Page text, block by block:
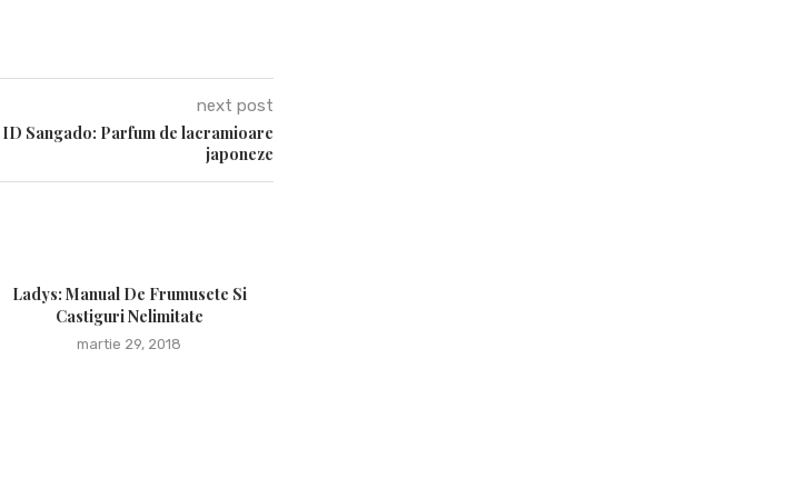
next post
Sangado: Parfum de lacramioare
japoneze
Ladys: Manual De Frumusete Si
Castiguri Nelimitate
martie 29, 2018